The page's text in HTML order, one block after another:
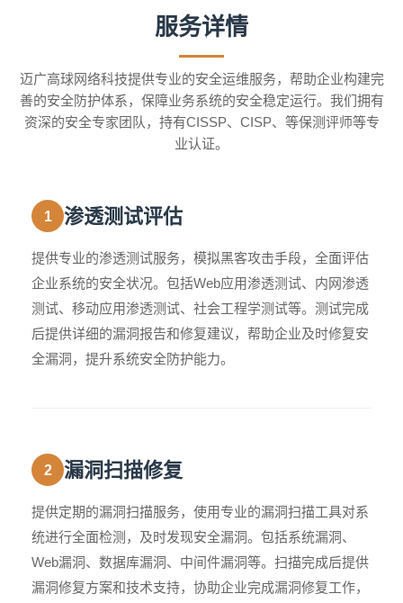
服务详情
迈广高球网络科技提供专业的安全运维服务，帮助企业构建完
善的安全防护体系，保障业务系统的安全稳定运行。我们拥有
资深的安全专家团队，持有CISSP、CISP、等保测评师等专
业认证。
1 渗透测试评估
提供专业的渗透测试服务，模拟黑客攻击手段，全面评估
企业系统的安全状况。包括Web应用渗透测试、内网渗透
测试、移动应用渗透测试、社会工程学测试等。测试完成
后提供详细的漏洞报告和修复建议，帮助企业及时修复安
全漏洞，提升系统安全防护能力。
2 漏洞扫描修复
提供定期的漏洞扫描服务，使用专业的漏洞扫描工具对系
统进行全面检测，及时发现安全漏洞。包括系统漏洞、
Web漏洞、数据库漏洞、中间件漏洞等。扫描完成后提供
漏洞修复方案和技术支持，协助企业完成漏洞修复工作，